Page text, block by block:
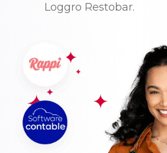
Loggro Restobar.